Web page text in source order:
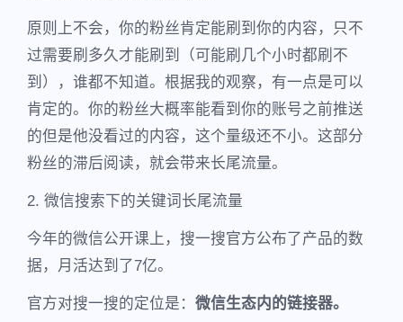
原则上不会，你的粉丝肯定能刷到你的内容，只不
过需要刷多久才能刷到（可能刷几个小时都刷不
到），谁都不知道。根据我的观察，有一点是可以
肯定的。你的粉丝大概率能看到你的账号之前推送
的但是他没看过的内容，这个量级还不小。这部分
粉丝的滞后阅读，就会带来长尾流量。
2. 微信搜索下的关键词长尾流量
今年的微信公开课上，搜一搜官方公布了产品的数
据，月活达到了7亿。
官方对搜一搜的定位是： 微信生态内的链接器。